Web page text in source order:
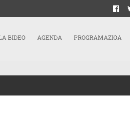
BIDEO AGENDA PROGRAMAZIOA